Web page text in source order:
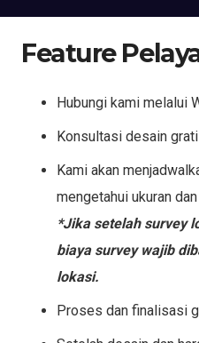
Feature
Hubungi kami melalui
Konsultasi desain
Kami akan
mengetahui ukuran
*Jika setelah survey
biaya survey wajib
lokasi.
Proses dan finalisasi